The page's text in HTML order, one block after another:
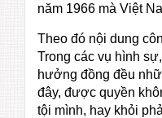
năm 1966 mà Việt
Theo đó nội dung
Trong các vụ hình
hưởng đồng đều
đây, được quyền
tội mình, hay khỏi